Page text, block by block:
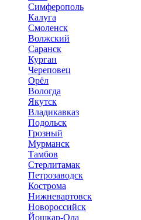
Симферополь
Калуга
Смоленск
Волжский
Саранск
Курган
Череповец
Орёл
Вологда
Якутск
Владикавказ
Подольск
Грозный
Мурманск
Тамбов
Стерлитамак
Петрозаводск
Кострома
Нижневартовск
Новороссийск
Йошкар-Ола